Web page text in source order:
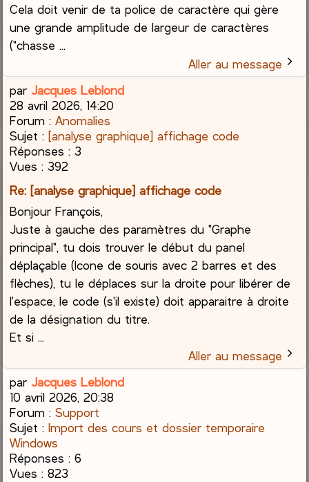
Cela doit venir de ta police de caractère qui gère
une grande amplitude de largeur de caractères
("chasse ...
Aller au message
parJacques Leblond
28 avril 2026, 14:20
Forum :Anomalies
Sujet :[analyse graphique] affichage code
Réponses :3
Vues :392
Re: [analyse graphique] affichage code
Bonjour François,
Juste à gauche des paramètres du "Graphe
principal", tu dois trouver le début du panel
déplaçable (Icone de souris avec 2 barres et des
flèches), tu le déplaces sur la droite pour libérer de
l'espace, le code (s'il existe) doit apparaitre à droite
de la désignation du titre.
Et si ...
Aller au message
parJacques Leblond
10 avril 2026, 20:38
Forum :Support
Sujet :Import des cours et dossier temporaire
Windows
Réponses :6
Vues :823